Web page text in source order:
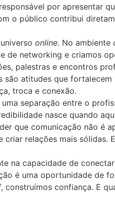
por apresentar
o público contribui
online. No ambiente
de networking e criamos
palestras e encontros
são atitudes que
troca e conexão.
separação entre o
nasce quando
que comunicação não é
relações mais sólidas.
na capacidade de
é uma oportunidade de
, construímos confiança. E